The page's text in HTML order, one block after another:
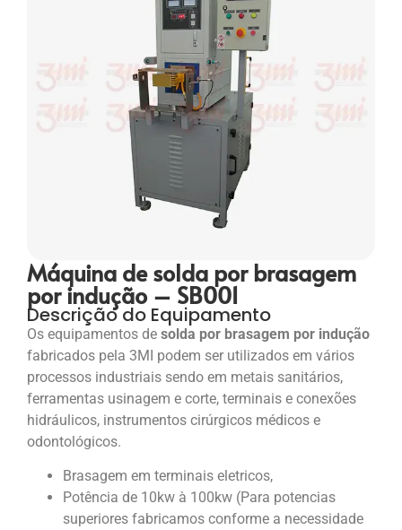
Máquina de solda por brasagem
por indução – SB001
Descrição do Equipamento
Os equipamentos de solda por brasagem por indução
fabricados pela 3MI podem ser utilizados em vários
processos industriais sendo em metais sanitários,
ferramentas usinagem e corte, terminais e conexões
hidráulicos, instrumentos cirúrgicos médicos e
odontológicos.
Brasagem em terminais eletricos,
Potência de 10kw à 100kw (Para potencias
superiores fabricamos conforme a necessidade